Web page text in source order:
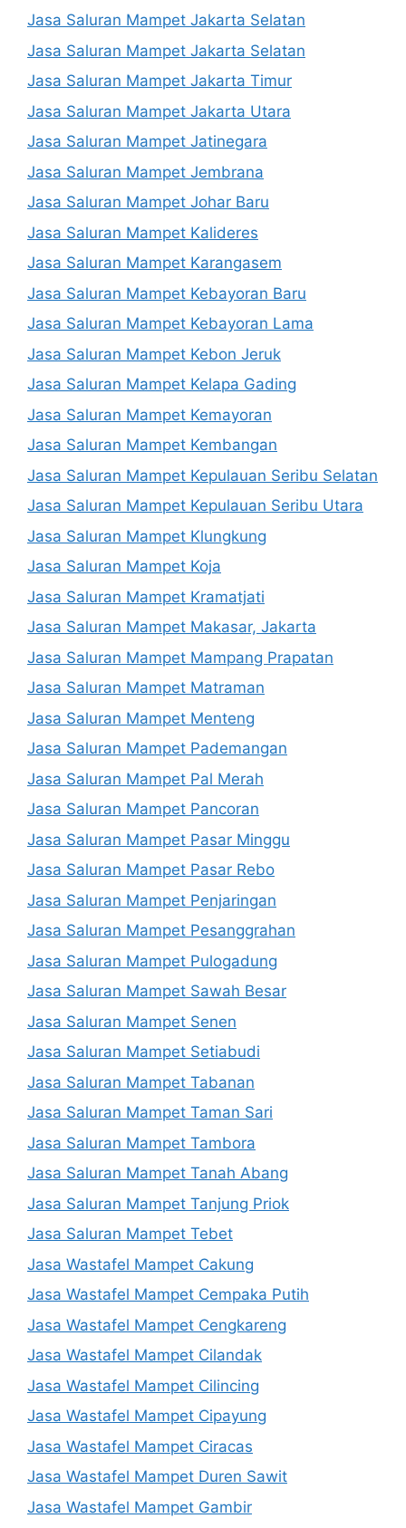
Jasa Saluran Mampet Jakarta Selatan
Jasa Saluran Mampet Jakarta Selatan
Jasa Saluran Mampet Jakarta Timur
Jasa Saluran Mampet Jakarta Utara
Jasa Saluran Mampet Jatinegara
Jasa Saluran Mampet Jembrana
Jasa Saluran Mampet Johar Baru
Jasa Saluran Mampet Kalideres
Jasa Saluran Mampet Karangasem
Jasa Saluran Mampet Kebayoran Baru
Jasa Saluran Mampet Kebayoran Lama
Jasa Saluran Mampet Kebon Jeruk
Jasa Saluran Mampet Kelapa Gading
Jasa Saluran Mampet Kemayoran
Jasa Saluran Mampet Kembangan
Jasa Saluran Mampet Kepulauan Seribu Selatan
Jasa Saluran Mampet Kepulauan Seribu Utara
Jasa Saluran Mampet Klungkung
Jasa Saluran Mampet Koja
Jasa Saluran Mampet Kramatjati
Jasa Saluran Mampet Makasar, Jakarta
Jasa Saluran Mampet Mampang Prapatan
Jasa Saluran Mampet Matraman
Jasa Saluran Mampet Menteng
Jasa Saluran Mampet Pademangan
Jasa Saluran Mampet Pal Merah
Jasa Saluran Mampet Pancoran
Jasa Saluran Mampet Pasar Minggu
Jasa Saluran Mampet Pasar Rebo
Jasa Saluran Mampet Penjaringan
Jasa Saluran Mampet Pesanggrahan
Jasa Saluran Mampet Pulogadung
Jasa Saluran Mampet Sawah Besar
Jasa Saluran Mampet Senen
Jasa Saluran Mampet Setiabudi
Jasa Saluran Mampet Tabanan
Jasa Saluran Mampet Taman Sari
Jasa Saluran Mampet Tambora
Jasa Saluran Mampet Tanah Abang
Jasa Saluran Mampet Tanjung Priok
Jasa Saluran Mampet Tebet
Jasa Wastafel Mampet Cakung
Jasa Wastafel Mampet Cempaka Putih
Jasa Wastafel Mampet Cengkareng
Jasa Wastafel Mampet Cilandak
Jasa Wastafel Mampet Cilincing
Jasa Wastafel Mampet Cipayung
Jasa Wastafel Mampet Ciracas
Jasa Wastafel Mampet Duren Sawit
Jasa Wastafel Mampet Gambir